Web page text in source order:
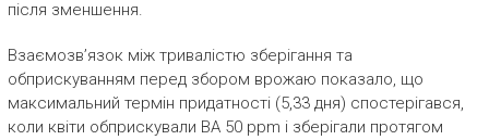
після зменшення.
Взаємозв’язок між тривалістю зберігання та
обприскуванням перед збором врожаю показало, що
максимальний термін придатності (5,33 дня) спостерігався,
коли квіти обприскували ВА 50 ppm і зберігали протягом